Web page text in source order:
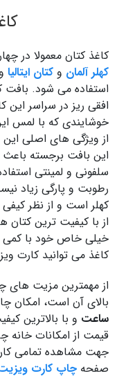
کاغذ کتان معمولا در
کهلر آلمان و کتان ایتالیا
استفاده می شود. بافت
افقی ریز در سراسر
خوشایندی که با لمس
از ویژگی های اصلی
این بافت برجسته
سلفونی و لمینتی
رطوبت و پارگی زیاد
کهلر است و از نظر کیفی
از با کیفیت ترین کتان
خیلی خاص خود با کمی
کاغذ می توانید کارت
از مهمترین مزیت های
بالای آن است، امکان
ساعت و با بالاترین
قیمت از امکانات خانه
جهت مشاهده تمامی
صفحه چاپ کارت